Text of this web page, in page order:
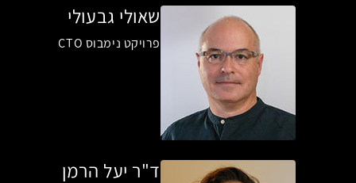
שאולי גבעולי
פרויקט נימבוס CTO
ד"ר יעל הרמן